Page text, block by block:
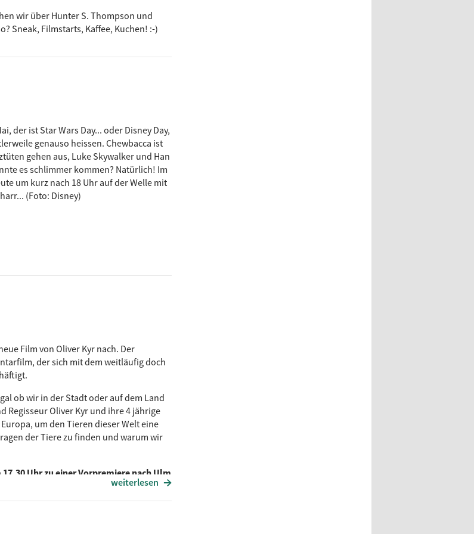
wir über Hunter S. Thompson und
Sneak, Filmstarts, Kaffee, Kuchen! :-)
der ist Star Wars Day... oder Disney Day,
genauso heissen. Chewbacca ist
gehen aus, Luke Skywalker und Han
es schlimmer kommen? Natürlich! Im
um kurz nach 18 Uhr auf der Welle mit
(Foto: Disney)
Film von Oliver Kyr nach. Der
der sich mit dem weitläufig doch
ob wir in der Stadt oder auf dem Land
Regisseur Oliver Kyr und ihre 4 jährige
um den Tieren dieser Welt eine
der Tiere zu finden und warum wir
Uhr zu einer Vorpremiere nach Ulm
weiterlesen